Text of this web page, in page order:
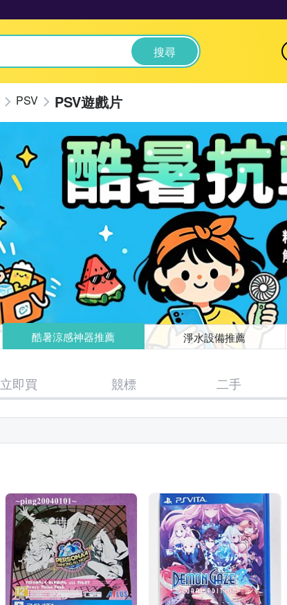
搜尋
PSV PSV遊戲片
酷暑涼感神器推薦 淨水設備推薦
立即買 競標 二手